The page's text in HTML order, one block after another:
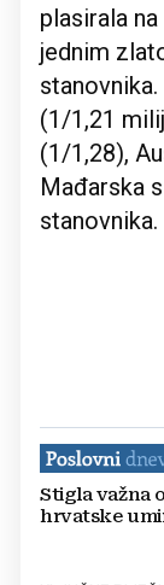
plasirala
jednim
(1/1,21
(1/1,28),
Mađarska
stanovnika.
Stigla važna
hrvatske